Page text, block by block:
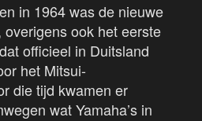
in 1964 was de nieuwe
ook het eerste
officieel in Duitsland
het Mitsui-
die tijd kwamen er
wat Yamaha’s in